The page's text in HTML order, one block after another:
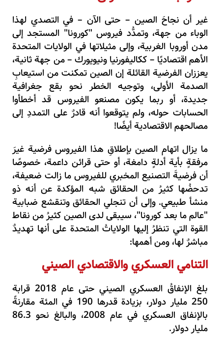
غير أن نجاحَ الصين – حتى الآن – في التصدي لهذا
الوباء من جهة، وتمدُّد فيروس "كورونا" المستجد إلى
مدن أوروبا الغربية، وإلى مثيلاتها في الولايات المتحدة
الأهم اقتصاديًا – ككاليفورنيا ونيويورك – من جهة ثانية،
يعززان الفرضية القائلة إن الصين تمكنت من استيعابِ
الصدمة الأولى، وتوجيه الخطر نحو بقع جغرافية
جديدة، أو ربما يكون مصنعو الفيروس قد أخطأوا
الحسابات حوله، ولم يتوقعوا أنه قادرٌ على التمددِ إلى
مصالحهم الاقتصادية أيضًا!
ما يزال اتهام الصين بإطلاقِ هذا الفيروس فرضية غيرَ
مرفقةٍ بأية أدلةٍ دامغة، أو حتى قرائن داعمة، خصوصًا
أن فرضيةَ التصنيع المخبري للفيروس ما زالت ضعيفة،
تدحضُها كثيرُ من الحقائق شبه المؤكدة عن أنه ذو
منشأ طبيعي. وإلى أن تنجلي الحقائق وتنقشع ضبابية
"عالم ما بعد كورونا"، سيبقى لدى الصين كثيرُ من نقاط
القوة التي تنظرُ إليها الولاياتُ المتحدة على أنها تهديدٌ
مباشرٌ لها، ومن أهمها:
التنامي العسكري والاقتصادي الصيني
بلغ الإنفاقُ العسكري الصيني حتى عام 2018 قرابة
250 مليار دولار، بزيادة قدرها 190 في المئة مقارنةً
بالإنفاق العسكري في عام 2008، والبالغ نحو 86.3
مليار دولار.